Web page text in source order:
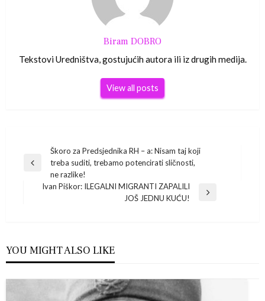
Biram DOBRO
Tekstovi Uredništva, gostujućih autora ili iz drugih medija.
View all posts
Navigacija
objava
Previous
Škoro za Predsjednika RH – a: Nisam taj koji
treba suditi, trebamo potencirati sličnosti,
ne razlike!
Ivan Piškor: ILEGALNI MIGRANTI ZAPALILI
JOŠ JEDNU KUĆU!
YOU MIGHT ALSO LIKE